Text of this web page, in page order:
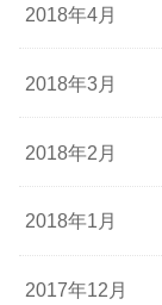
2018年4月
2018年3月
2018年2月
2018年1月
2017年12月